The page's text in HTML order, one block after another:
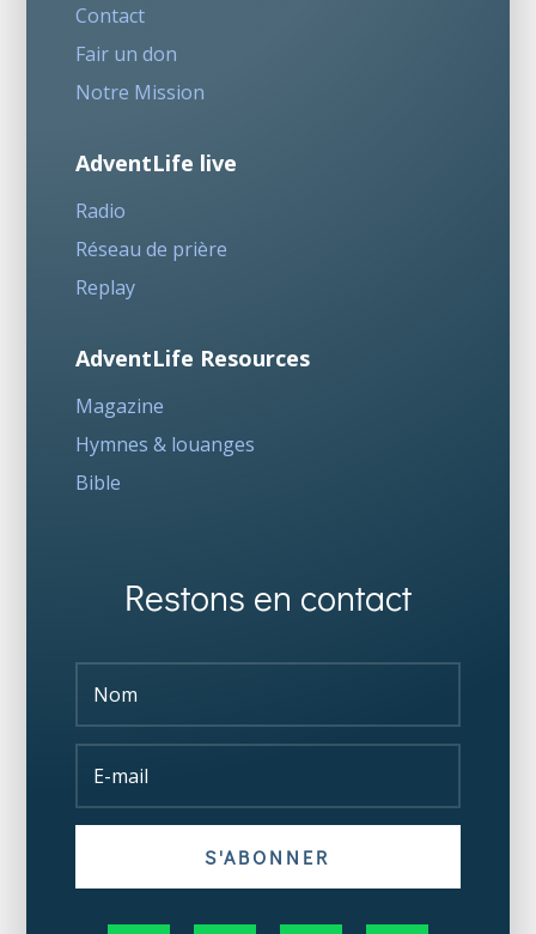
Contact
Fair un don
Notre Mission
AdventLife live
Radio
Réseau de prière
Replay
AdventLife Resources
Magazine
Hymnes & louanges
Bible
Restons en contact
S'ABONNER